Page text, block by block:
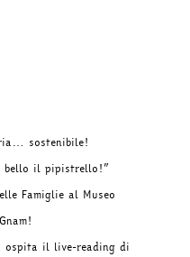
sostenibile!
bello il pipistrello!”
Famiglie al Museo
ospita il live-reading di